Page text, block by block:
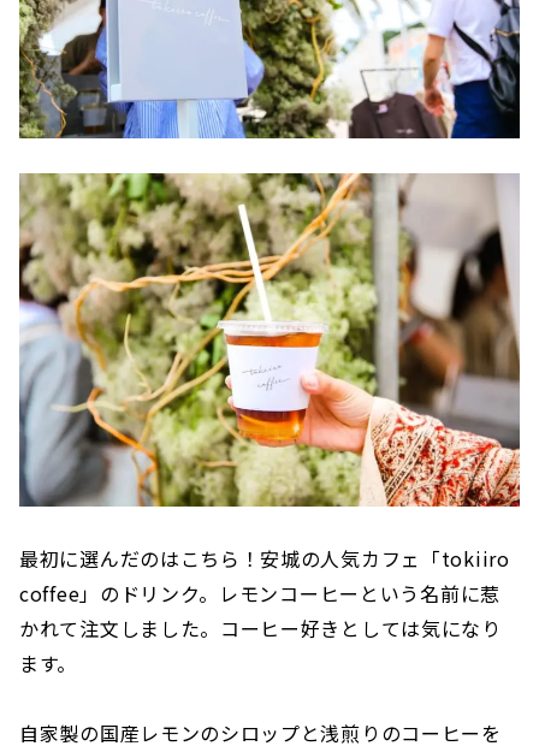
最初に選んだのはこちら！安城の人気カフェ「tokiiro
coffee」のドリンク。レモンコーヒーという名前に惹
かれて注文しました。コーヒー好きとしては気になり
ます。
自家製の国産レモンのシロップと浅煎りのコーヒーを